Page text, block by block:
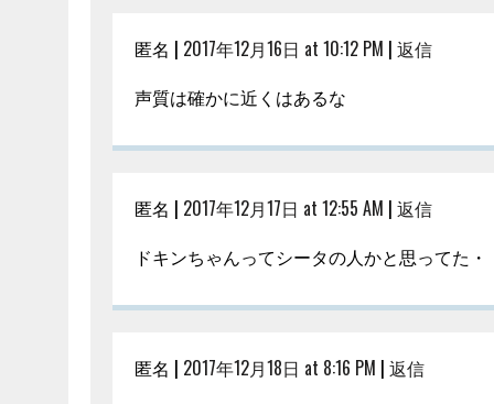
匿名 | 2017年12月16日 at 10:12 PM | 返信
声質は確かに近くはあるな
匿名 | 2017年12月17日 at 12:55 AM | 返信
ドキンちゃんってシータの人かと思ってた・
匿名 | 2017年12月18日 at 8:16 PM | 返信